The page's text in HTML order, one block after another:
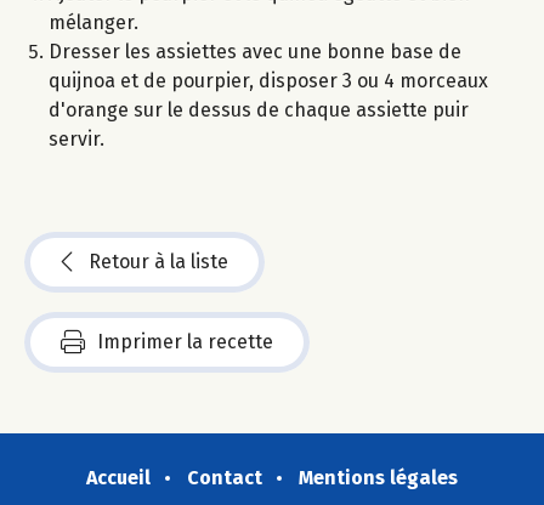
mélanger.
Dresser les assiettes avec une bonne base de
quijnoa et de pourpier, disposer 3 ou 4 morceaux
d'orange sur le dessus de chaque assiette puir
servir.
Retour à la liste
Imprimer la recette
Accueil Contact
Mentions légales